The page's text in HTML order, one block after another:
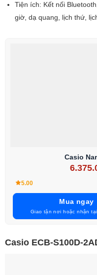
Tiện ích: Kết nối
giờ, dạ quang, lịch thứ,
Casio
5.00
Mua ngay
Giao tận nơi hoặc nhận
Casio ECB-S100D-